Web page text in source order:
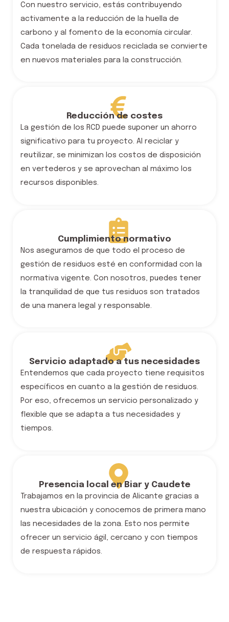
Con nuestro servicio, estás contribuyendo
activamente a la reducción de la huella de
carbono y al fomento de la economía circular.
Cada tonelada de residuos reciclada se convierte
en nuevos materiales para la construcción.
Reducción de costes
La gestión de los RCD puede suponer un ahorro
significativo para tu proyecto. Al reciclar y
reutilizar, se minimizan los costos de disposición
en vertederos y se aprovechan al máximo los
recursos disponibles.
Cumplimiento normativo
Nos aseguramos de que todo el proceso de
gestión de residuos esté en conformidad con la
normativa vigente. Con nosotros, puedes tener
la tranquilidad de que tus residuos son tratados
de una manera legal y responsable.
Servicio adaptado a tus necesidades
Entendemos que cada proyecto tiene requisitos
específicos en cuanto a la gestión de residuos.
Por eso, ofrecemos un servicio personalizado y
flexible que se adapta a tus necesidades y
tiempos.
Presencia local en Biar y Caudete
Trabajamos en la provincia de Alicante gracias a
nuestra ubicación y conocemos de primera mano
las necesidades de la zona. Esto nos permite
ofrecer un servicio ágil, cercano y con tiempos
de respuesta rápidos.